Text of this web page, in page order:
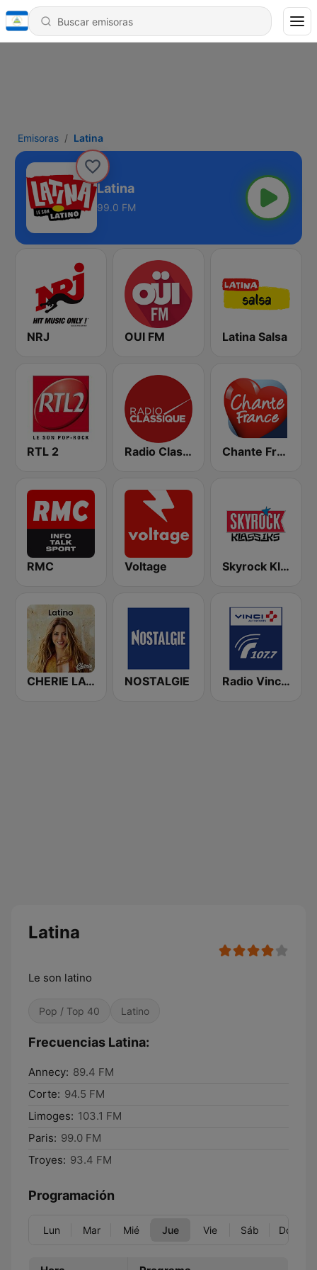
Emisoras Latina
Latina
99.0 FM
NRJ OUI FM Latina Salsa
RTL 2 Radio Classique Chante France
RMC Voltage Skyrock Klassiks
CHERIE LATINO NOSTALGIE Radio Vinci Autoroutes Sud 107.7
Latina
Le son latino
Pop / Top 40 Latino
Frecuencias Latina:
Annecy: 89.4 FM
Corte: 94.5 FM
Limoges: 103.1 FM
Paris: 99.0 FM
Troyes: 93.4 FM
Programación
Lun Mar Mié Jue Vie Sáb Dom